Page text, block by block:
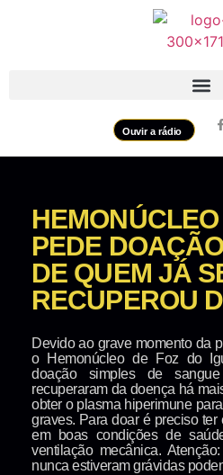
Ouvir a rádio
PEDE
DE QUEM JÁ
RECUPEROU
Devido ao grave momento da
o Hemonúcleo de Foz do
doação simples de
recuperaram da doença há
obter o plasma hiperimune
graves. Para doar é preciso
em boas condições de
ventilação mecânica.
nunca estiveram grávidas